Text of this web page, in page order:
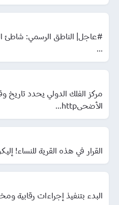
#عاجل| الناطق الرسمي: شاطئ
...
مركز الفلك الدولي يحدد تاريخ
الأضحىhttp...
القرار في هذه القرية للنساء!
البدء بتنفيذ إجراءات رقابية